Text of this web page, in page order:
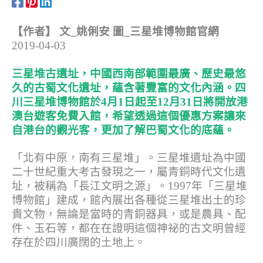
【作者】 文_姚俐安 圖_三星堆博物館官網
2019-04-03
三星堆古遺址，中國西南部範圍最廣、歷史最悠
久的古蜀文化遺址，蘊含著豐富的文化內涵。四
川三星堆博物館於4月1日起至12月31日將開放港
澳台遊客免費入館，希望透過這個優惠方案讓來
自港台的觀光客，更加了解巴蜀文化的底蘊。
「北有中原，南有三星堆」。三星堆遺址為中國
二十世紀重大考古發現之一，屬青銅時代文化遺
址，被稱為「長江文明之源」。1997年「三星堆
博物館」建成，館內展出各種從三星堆出土的珍
貴文物，無論是當時的青銅器具，或是農具、配
件、玉石等，都在在證明這個神祕的古文明曾經
存在於四川廣闊的土地上。